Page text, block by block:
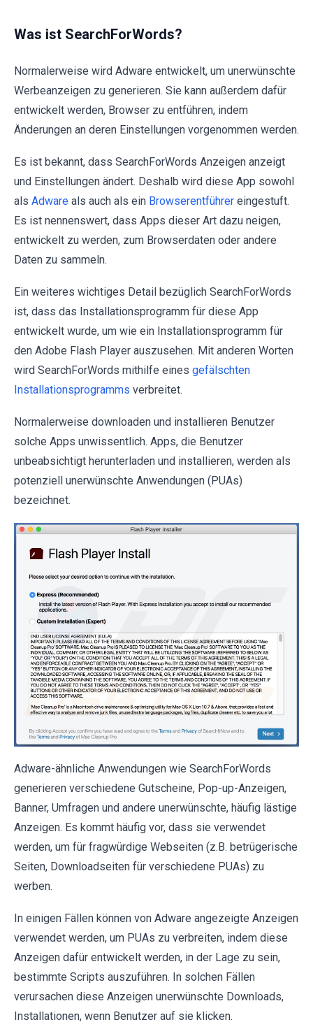
Was ist SearchForWords?
Normalerweise wird Adware entwickelt, um unerwünschte
Werbeanzeigen zu generieren. Sie kann außerdem dafür
entwickelt werden, Browser zu entführen, indem
Änderungen an deren Einstellungen vorgenommen werden.
Es ist bekannt, dass SearchForWords Anzeigen anzeigt
und Einstellungen ändert. Deshalb wird diese App sowohl
als Adware als auch als ein Browserentführer eingestuft.
Es ist nennenswert, dass Apps dieser Art dazu neigen,
entwickelt zu werden, zum Browserdaten oder andere
Daten zu sammeln.
Ein weiteres wichtiges Detail bezüglich SearchForWords
ist, dass das Installationsprogramm für diese App
entwickelt wurde, um wie ein Installationsprogramm für
den Adobe Flash Player auszusehen. Mit anderen Worten
wird SearchForWords mithilfe eines gefälschten
Installationsprogramms verbreitet.
Normalerweise downloaden und installieren Benutzer
solche Apps unwissentlich. Apps, die Benutzer
unbeabsichtigt herunterladen und installieren, werden als
potenziell unerwünschte Anwendungen (PUAs)
bezeichnet.
Adware-ähnliche Anwendungen wie SearchForWords
generieren verschiedene Gutscheine, Pop-up-Anzeigen,
Banner, Umfragen und andere unerwünschte, häufig lästige
Anzeigen. Es kommt häufig vor, dass sie verwendet
werden, um für fragwürdige Webseiten (z.B. betrügerische
Seiten, Downloadseiten für verschiedene PUAs) zu
werben.
In einigen Fällen können von Adware angezeigte Anzeigen
verwendet werden, um PUAs zu verbreiten, indem diese
Anzeigen dafür entwickelt werden, in der Lage zu sein,
bestimmte Scripts auszuführen. In solchen Fällen
verursachen diese Anzeigen unerwünschte Downloads,
Installationen, wenn Benutzer auf sie klicken.